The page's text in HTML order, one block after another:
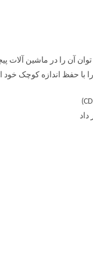
با حفظ اندازه کوچک خود
داد